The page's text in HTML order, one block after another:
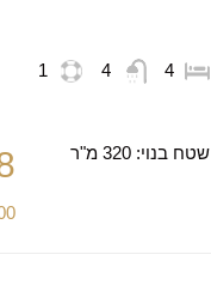
4
4
1
שטח בנוי:320 מ"ר